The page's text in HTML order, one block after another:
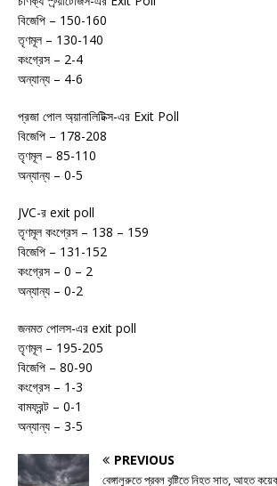
বিজেপি – 150-160
তৃণমূল – 130-140
কংগ্রেস – 2-4
অন্যান্য – 4-6
প্রজা পোল অ্য়ানালিটিক্স-এর Exit Poll
বিজেপি – 178-208
তৃণমূল – 85-110
অন্যান্য – 0-5
JVC-র exit poll
তৃণমূল কংগ্রেস – 138 – 159
বিজেপি – 131-152
কংগ্রেস – 0 – 2
অন্যান্য – 0-2
জনমত পোলস-এর exit poll
তৃণমূল – 195-205
বিজেপি – 80-90
কংগ্রেস – 1-3
বামফ্রন্ট – 0-1
অন্যান্য – 3-5
PREVIOUS
বেঙ্গালুরুতে প্রবল বৃষ্টিতে নিহত সাত, আহত